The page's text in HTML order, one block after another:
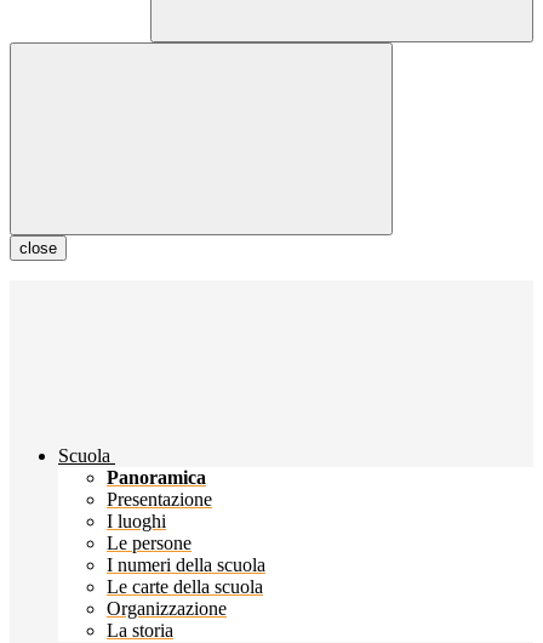
close
Scuola
Panoramica
Presentazione
I luoghi
Le persone
I numeri della scuola
Le carte della scuola
Organizzazione
La storia